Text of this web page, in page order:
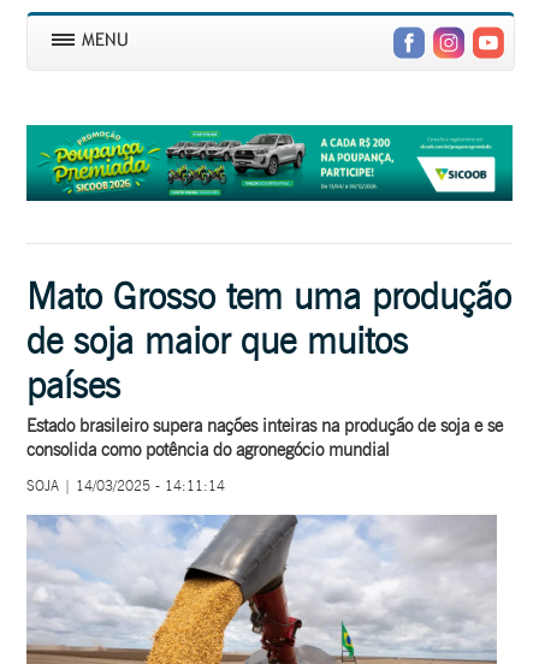
Mato Grosso tem uma produção
de soja maior que muitos
países
Estado brasileiro supera nações inteiras na produção de soja e se
consolida como potência do agronegócio mundial
SOJA | 14/03/2025 - 14:11:14